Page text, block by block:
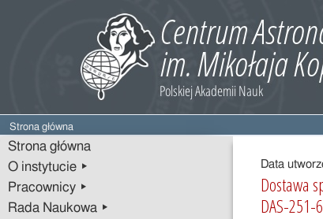
Strona główna
Strona główna
O instytucie ▸
Pracownicy ▸
Rada Naukowa ▸
Treść
wpisuData
Dostawa
DAS-251-